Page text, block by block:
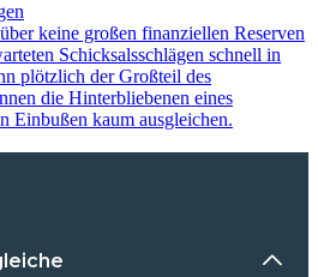
keine großen finanziellen Reserven
Schicksalsschlägen schnell in
plötzlich der Großteil des
die Hinterbliebenen eines
Einbußen kaum ausgleichen.